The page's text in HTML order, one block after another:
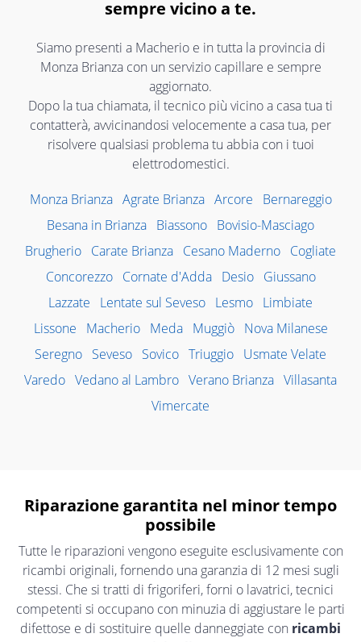
sempre vicino a te.
Siamo presenti a Macherio e in tutta la provincia di
Monza Brianza con un servizio capillare e sempre
aggiornato.
Dopo la tua chiamata, il tecnico più vicino a casa tua ti
contatterà, avvicinandosi velocemente a casa tua, per
risolvere qualsiasi problema tu abbia con i tuoi
elettrodomestici.
Monza Brianza Agrate Brianza Arcore
Bernareggio
Besana in Brianza Biassono Bovisio-Masciago
Brugherio Carate Brianza Cesano Maderno Cogliate
Concorezzo
Cornate d'Adda Desio
Giussano
Lazzate
Lentate sul Seveso Lesmo Limbiate
Lissone
Macherio Meda Muggiò
Nova Milanese
Seregno Seveso Sovico Triuggio Usmate Velate
Varedo Vedano al Lambro Verano Brianza Villasanta
Vimercate
Riparazione garantita nel minor tempo
possibile
Tutte le riparazioni vengono eseguite esclusivamente con
ricambi originali, fornendo una garanzia di 12 mesi sugli
stessi. Che si tratti di frigoriferi, forni o lavatrici, tecnici
competenti si occupano con minuzia di aggiustare le parti
difettose e di sostituire quelle danneggiate con ricambi